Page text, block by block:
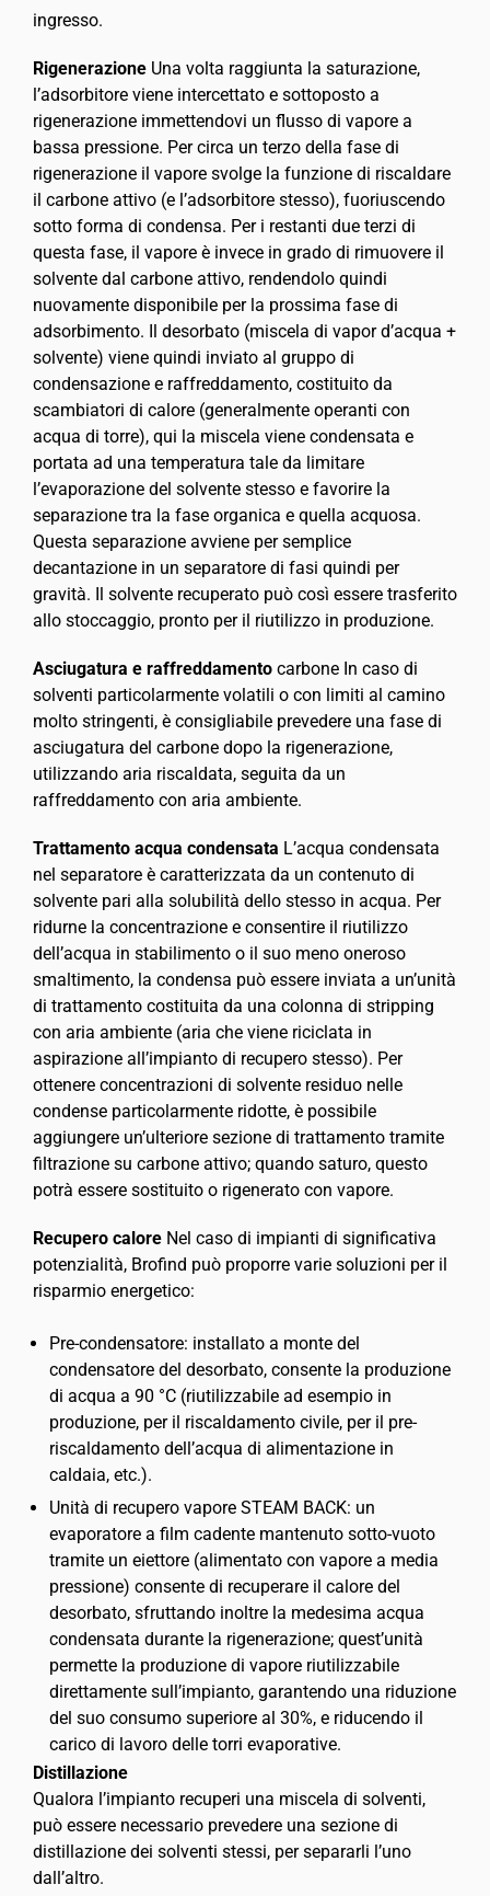
ingresso.
RigenerazioneUna volta raggiunta la saturazione,
l’adsorbitore viene intercettato e sottoposto a
rigenerazione immettendovi un flusso di vapore a
bassa pressione. Per circa un terzo della fase di
rigenerazione il vapore svolge la funzione di riscaldare
il carbone attivo (e l’adsorbitore stesso), fuoriuscendo
sotto forma di condensa. Per i restanti due terzi di
questa fase, il vapore è invece in grado di rimuovere il
solvente dal carbone attivo, rendendolo quindi
nuovamente disponibile per la prossima fase di
adsorbimento. Il desorbato (miscela di vapor d’acqua +
solvente) viene quindi inviato al gruppo di
condensazione e raffreddamento, costituito da
scambiatori di calore (generalmente operanti con
acqua di torre), qui la miscela viene condensata e
portata ad una temperatura tale da limitare
l’evaporazione del solvente stesso e favorire la
separazione tra la fase organica e quella acquosa.
Questa separazione avviene per semplice
decantazione in un separatore di fasi quindi per
gravità. Il solvente recuperato può così essere trasferito
allo stoccaggio, pronto per il riutilizzo in produzione.
Asciugatura e raffreddamentocarbone In caso di
solventi particolarmente volatili o con limiti al camino
molto stringenti, è consigliabile prevedere una fase di
asciugatura del carbone dopo la rigenerazione,
utilizzando aria riscaldata, seguita da un
raffreddamento con aria ambiente.
Trattamento acqua condensata L’acqua condensata
nel separatore è caratterizzata da un contenuto di
solvente pari alla solubilità dello stesso in acqua. Per
ridurne la concentrazione e consentire il riutilizzo
dell’acqua in stabilimento o il suo meno oneroso
smaltimento, la condensa può essere inviata a un’unità
di trattamento costituita da una colonna di stripping
con aria ambiente (aria che viene riciclata in
aspirazione all’impianto di recupero stesso). Per
ottenere concentrazioni di solvente residuo nelle
condense particolarmente ridotte, è possibile
aggiungere un’ulteriore sezione di trattamento tramite
filtrazione su carbone attivo; quando saturo, questo
potrà essere sostituito o rigenerato con vapore.
Recupero caloreNel caso di impianti di significativa
potenzialità, Brofind può proporre varie soluzioni per il
risparmio energetico:
Pre-condensatore: installato a monte del
condensatore del desorbato, consente la produzione
di acqua a 90 °C (riutilizzabile ad esempio in
produzione, per il riscaldamento civile, per il pre-
riscaldamento dell’acqua di alimentazione in
caldaia, etc.).
Unità di recupero vapore STEAM BACK: un
evaporatore a film cadente mantenuto sotto-vuoto
tramite un eiettore (alimentato con vapore a media
pressione) consente di recuperare il calore del
desorbato, sfruttando inoltre la medesima acqua
condensata durante la rigenerazione; quest’unità
permette la produzione di vapore riutilizzabile
direttamente sull’impianto, garantendo una riduzione
del suo consumo superiore al 30%, e riducendo il
carico di lavoro delle torri evaporative.
Distillazione
Qualora l’impianto recuperi una miscela di solventi,
può essere necessario prevedere una sezione di
distillazione dei solventi stessi, per separarli l’uno
dall’altro.